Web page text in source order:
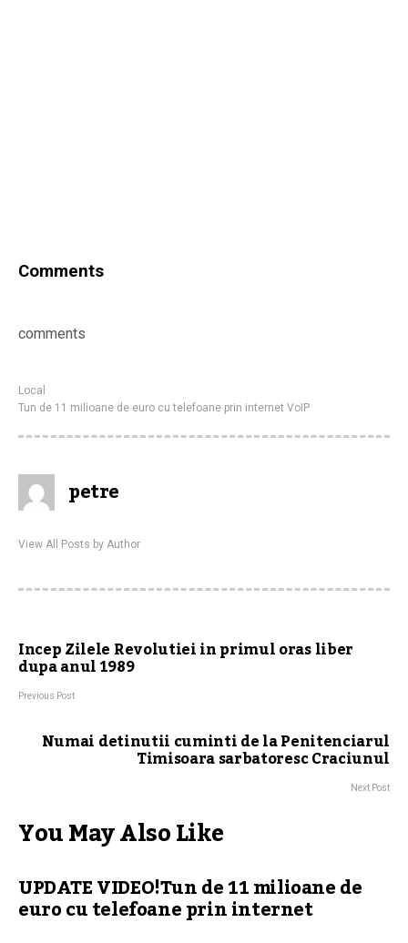
Comments
comments
Local
Tun de 11 milioane de euro cu telefoane prin internet VoIP
petre
View All Posts by Author
Incep Zilele Revolutiei in primul oras liber
dupa anul 1989
Previous Post
Numai detinutii cuminti de la Penitenciarul
Timisoara sarbatoresc Craciunul
Next Post
You May Also Like
UPDATE VIDEO!Tun de 11 milioane de
euro cu telefoane prin internet